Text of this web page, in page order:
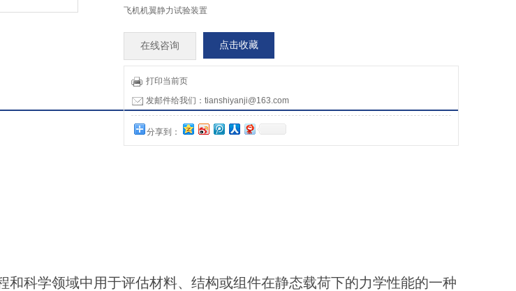
飞机机翼静力试验装置
在线咨询 点击收藏
打印当前页
发邮件给我们：tianshiyanji@163.com
分享到：
和科学领域中用于评估材料、结构或组件在静态载荷下的力学性能的一种